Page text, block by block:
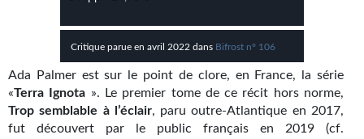
Quarante-Deux
Kvasar
Pulps
Critique parue en avril 2022 dans Bifrost n° 106
Ada Palmer est sur le point de clore, en France, la série
«Terra Ignota ». Le premier tome de ce récit hors norme,
Trop semblable à l’éclair, paru outre-Atlantique en 2017,
fut découvert par le public français en 2019 (cf.